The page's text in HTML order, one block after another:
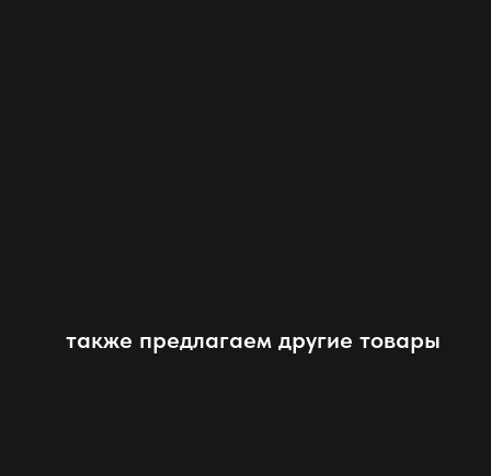
также предлагаем другие товары